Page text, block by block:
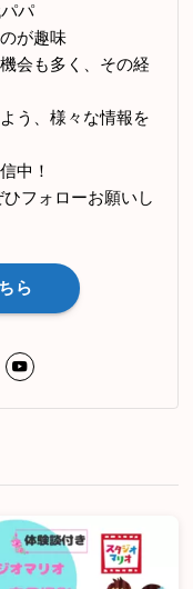
パ
が趣味
会も多く、その経
う、様々な情報を
中！
フォローお願いし
ら